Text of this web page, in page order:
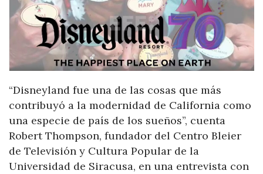
“Disneyland fue una de las cosas que más
contribuyó a la modernidad de California como
una especie de país de los sueños”, cuenta
Robert Thompson, fundador del Centro Bleier
de Televisión y Cultura Popular de la
Universidad de Siracusa, en una entrevista con